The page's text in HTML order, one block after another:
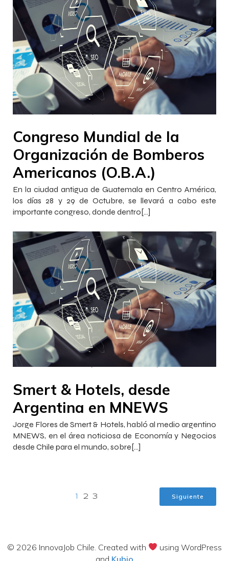
Francisca InnovaJob 27 octubre 2022 16:15
Congreso Mundial de la
Organización de Bomberos
Americanos (O.B.A.)
En la ciudad antigua de Guatemala en Centro América,
los días 28 y 29 de Octubre, se llevará a cabo este
importante congreso, donde dentro[…]
Francisca InnovaJob – 17 octubre 2022 – 18:46
Smert & Hotels, desde
Argentina en MNEWS
Jorge Flores de Smert & Hotels, habló al medio argentino
MNEWS, en el área noticiosa de Economía y Negocios
desde Chile para el mundo, sobre[…]
1 2 3 Siguiente
© 2026 InnovaJob Chile. Created with
using WordPress
and Kubio